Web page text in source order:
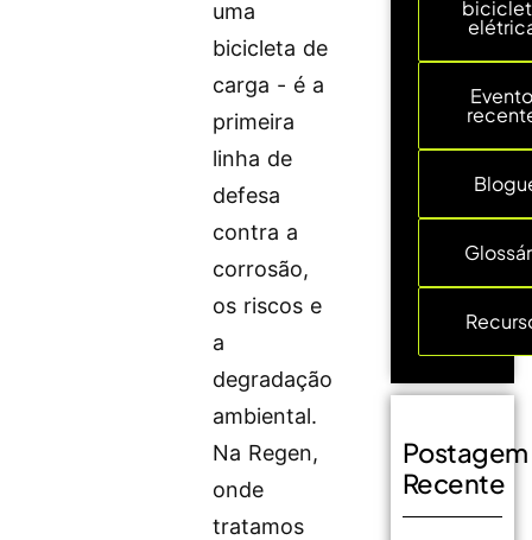
uma
bicicleta de
carga - é a
primeira
linha de
defesa
contra a
corrosão,
os riscos e
a
degradação
ambiental.
Na Regen,
onde
tratamos
Postagem
Recente